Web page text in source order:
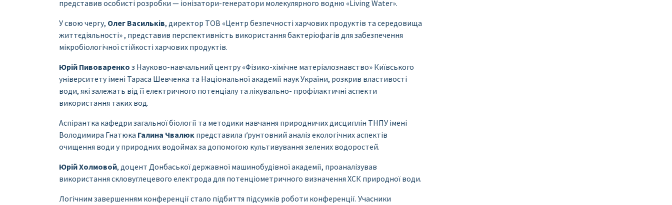
представив особисті розробки — іонізатори-генератори молекулярного водню «Living Water».
У свою чергу, Олег Васильків, директор ТОВ «Центр безпечності харчових продуктів та середовища
життєдіяльності» , представив перспективність використання бактеріофагів для забезпечення
мікробіологічної стійкості харчових продуктів.
Юрій Пивоваренко з Науково-навчальний центру «Фізико-хімічне матеріалознавство» Київського
університету імені Тараса Шевченка та Національної академії наук України, розкрив властивості
води, які залежать від її електричного потенціалу та лікувально- профілактичні аспекти
використання таких вод.
Аспірантка кафедри загальної біології та методики навчання природничих дисциплін ТНПУ імені
Володимира Гнатюка Галина Чвалюк представила ґрунтовний аналіз екологічних аспектів
очищення води у природних водоймах за допомогою культивування зелених водоростей.
Юрій Холмовой, доцент Донбаської державної машинобудівної академії, проаналізував
використання скловуглецевого електрода для потенціометричного визначення ХСК природної води.
Логічним завершенням конференції стало підбиття підсумків роботи конференції. Учасники